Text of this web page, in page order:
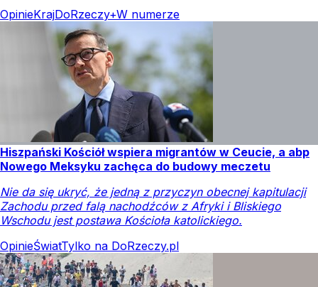
OpinieKrajDoRzeczy+W numerze
Hiszpański Kościół wspiera migrantów w Ceucie, a abp
Nowego Meksyku zachęca do budowy meczetu
Nie da się ukryć, że jedną z przyczyn obecnej kapitulacji
Zachodu przed falą nachodźców z Afryki i Bliskiego
Wschodu jest postawa Kościoła katolickiego.
OpinieŚwiatTylko na DoRzeczy.pl